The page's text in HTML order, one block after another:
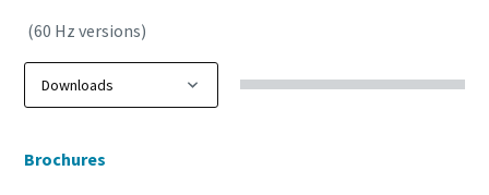
(60 Hz versions)
Brochures